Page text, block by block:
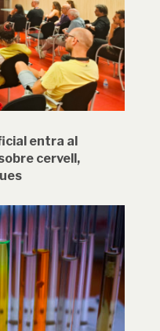
entra al
cervell,